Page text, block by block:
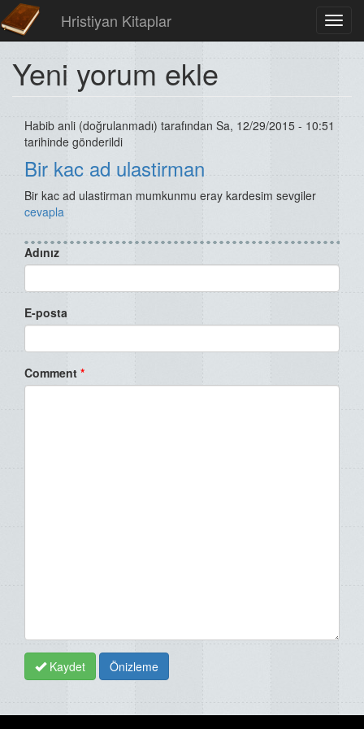
Hristiyan Kitaplar
Yeni yorum ekle
Habib anli (doğrulanmadı) tarafından Sa, 12/29/2015 - 10:51
tarihinde gönderildi
Bir kac ad ulastirman
Bir kac ad ulastirman mumkunmu eray kardesim sevgiler
cevapla
Adınız
E-posta
Comment *
Kaydet Önizleme